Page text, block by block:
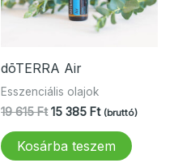
dōTERRA Air
Esszenciális olajok
19 615Ft Original
was:
19
15 385 FtCurrent
15
(bruttó)
Kosárba teszem